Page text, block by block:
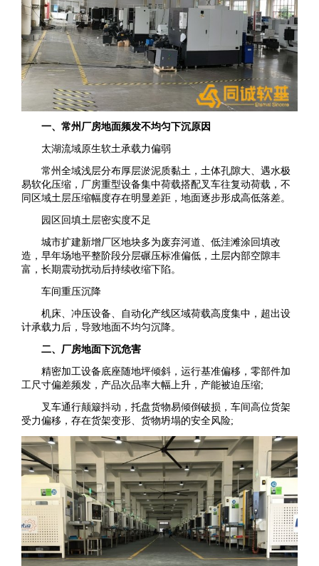
一、常州厂房地面频发不均匀下沉原因
太湖流域原生软土承载力偏弱
常州全域浅层分布厚层淤泥质黏土，土体孔隙大、遇水极
易软化压缩，厂房重型设备集中荷载搭配叉车往复动荷载，不
同区域土层压缩幅度存在明显差距，地面逐步形成高低落差。
园区回填土层密实度不足
城市扩建新增厂区地块多为废弃河道、低洼滩涂回填改
造，早年场地平整阶段分层碾压标准偏低，土层内部空隙丰
富，长期震动扰动后持续收缩下陷。
车间重压沉降
机床、冲压设备、自动化产线区域荷载高度集中，超出设
计承载力后，导致地面不均匀沉降。
二、厂房地面下沉危害
精密加工设备底座随地坪倾斜，运行基准偏移，零部件加
工尺寸偏差频发，产品次品率大幅上升，产能被迫压缩;
叉车通行颠簸抖动，托盘货物易倾倒破损，车间高位货架
受力偏移，存在货架变形、货物坍塌的安全风险;